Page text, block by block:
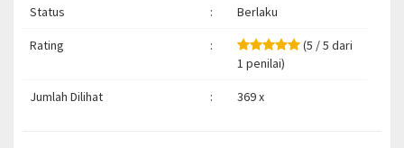
Status : Berlaku
Rating :
(5 / 5 dari
1 penilai)
Jumlah Dilihat : 369 x